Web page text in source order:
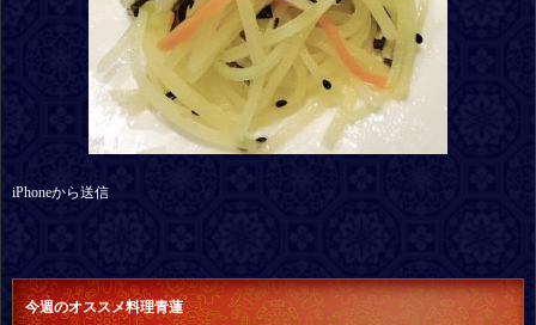
iPhoneから送信
今週のオススメ料理青蓮